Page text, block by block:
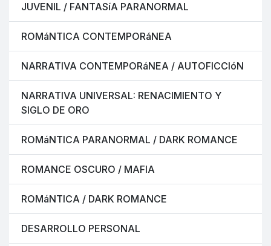
JUVENIL / FANTASíA PARANORMAL
ROMáNTICA CONTEMPORáNEA
NARRATIVA CONTEMPORáNEA / AUTOFICCIóN
NARRATIVA UNIVERSAL: RENACIMIENTO Y
SIGLO DE ORO
ROMáNTICA PARANORMAL / DARK ROMANCE
ROMANCE OSCURO / MAFIA
ROMáNTICA / DARK ROMANCE
DESARROLLO PERSONAL